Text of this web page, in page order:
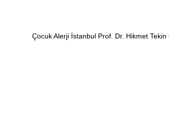
Çocuk Alerji İstanbul Prof. Dr. Hikmet Tekin